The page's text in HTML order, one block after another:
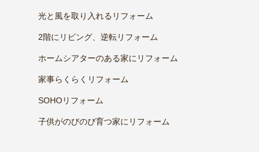
光と風を取り入れるリフォーム
2階にリビング、逆転リフォーム
ホームシアターのある家にリフォーム
家事らくらくリフォーム
SOHOリフォーム
子供がのびのび育つ家にリフォーム